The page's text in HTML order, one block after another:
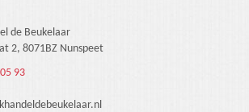
de Beukelaar
2, 8071BZ Nunspeet
93